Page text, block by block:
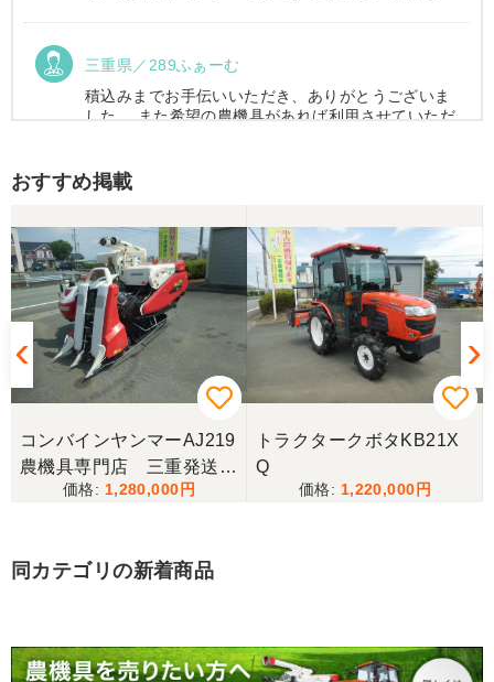
三重県／289ふぁーむ
積込みまでお手伝いいただき、ありがとうございま
した。 また希望の農機具があれば利用させていただ
この度はお世話になりました。また、機会があれば
よろしくお願いします。
三重県／ユウスケ
購入から引き取りまでスムーズでした。ありがとう
ございました。
三重県／
当方の要望に対して、素早く対応していただき感謝
が、今後も農機具を買う際はのうき屋さんを利用し
おすすめ掲載
コンバインヤンマーAJ219
農機具専門店 三重発送整
備済み
1,280,000
トラクタークボタKB21X
Q
1,220,000
同カテゴリの新着商品